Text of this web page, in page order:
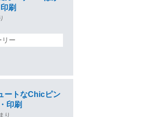
刷
ー
ートなChicピン
印刷
り